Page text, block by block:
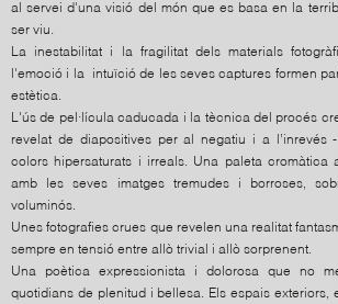
al servei d'una visió del món que es basa en la
ser viu.
La inestabilitat i la fragilitat dels materials
l'emoció i la intuïció de les seves captures formen
estètica.
L'ús de pel·lícula caducada i la tècnica del procés
revelat de diapositives per al negatiu i a l’inrevés
colors hipersaturats i irreals. Una paleta cromàtica
amb les seves imatges tremudes i borroses,
voluminós.
Unes fotografies crues que revelen una realitat
sempre en tensió entre allò trivial i allò sorprenent.
Una poètica expressionista i dolorosa que no
quotidians de plenitud i bellesa. Els espais exteriors,